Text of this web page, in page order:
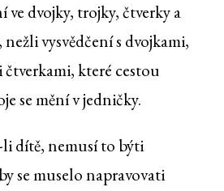
ve dvojky, trojky, čtverky a
vysvědčení s dvojkami,
které cestou
se mění v jedničky.
dítě, nemusí to býti
se muselo napravovati